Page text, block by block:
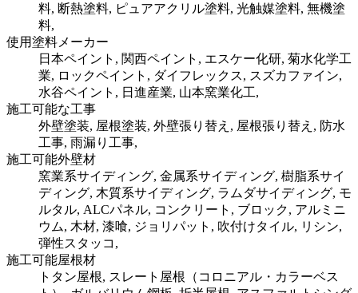
料, 断熱塗料, ピュアアクリル塗料, 光触媒塗料, 無機塗
料,
使用塗料メーカー
日本ペイント, 関西ペイント, エスケー化研, 菊水化学工
業, ロックペイント, ダイフレックス, スズカファイン,
水谷ペイント, 日進産業, 山本窯業化工,
施工可能な工事
外壁塗装, 屋根塗装, 外壁張り替え, 屋根張り替え, 防水
工事, 雨漏り工事,
施工可能外壁材
窯業系サイディング, 金属系サイディング, 樹脂系サイ
ディング, 木質系サイディング, ラムダサイディング, モ
ルタル, ALCパネル, コンクリート, ブロック, アルミニ
ウム, 木材, 漆喰, ジョリパット, 吹付けタイル, リシン,
弾性スタッコ,
施工可能屋根材
トタン屋根, スレート屋根（コロニアル・カラーベス